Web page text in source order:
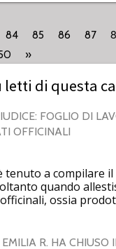
84 85 86 87
»
di questa
FOGLIO DI
OFFICINALI
tenuto a compilare
quando
ossia
R. HA CHIUSO